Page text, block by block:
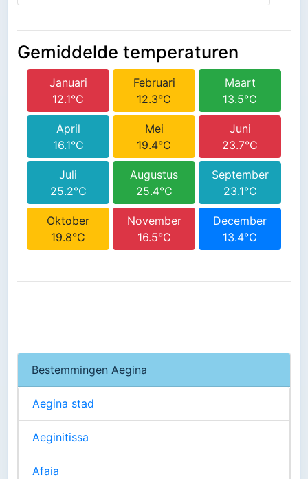
Gemiddelde temperaturen
Januari
12.1°C
Februari
12.3°C
Maart
13.5°C
April
16.1°C
Mei
19.4°C
Juni
23.7°C
Juli
25.2°C
Augustus
25.4°C
September
23.1°C
Oktober
19.8°C
November
16.5°C
December
13.4°C
Bestemmingen Aegina
Aegina stad
Aeginitissa
Afaia